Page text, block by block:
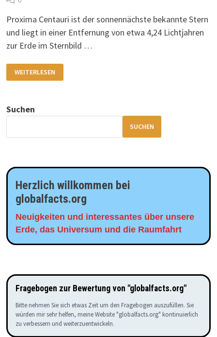
Proxima Centauri ist der sonnennächste bekannte Stern
und liegt in einer Entfernung von etwa 4,24 Lichtjahren
zur Erde im Sternbild …
UNSER
NACHBARSTERN
PROXIMA
BEIDEN
PLANETEN
WEITERLESEN
Suchen
SUCHEN
Herzlich willkommen bei
globalfacts.org
Neuigkeiten und interessantes über unsere
Erde, das Universum und die Raumfahrt
Fragebogen zur Bewertung von "globalfacts.org"
Bitte nehmen Sie sich etwas Zeit um den Fragebogen auszufüllen. Sie
würden mir sehr helfen, meine Website "globalfacts.org" kontinuierlich
zu verbessern und weiterzuentwickeln.